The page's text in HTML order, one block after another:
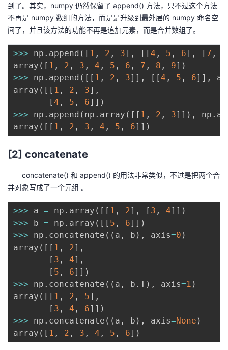
到了。其实，numpy 仍然保留了 append() 方法，只不过这个方法
不再是 numpy 数组的方法，而是是升级到最外层的 numpy 命名空
间了，并且该方法的功能不再是追加元素，而是合并数组了。
>>> np . append ( [ 1 , 2 , 3] , [ [4 , 5 , 6] , [ 7 ,
array ( [ 1 , 2 , 3 , 4 , 5 , 6 , 7 , 8 , 9] )
>>> np . append ( [ [ 1 , 2 , 3] ] , [ [4 , 5 , 6] ] ,
array ( [ [ 1 , 2 , 3] ,
[4 , 5 , 6] ] )
>>> np . append ( np . array ( [ [ 1 , 2 , 3] ] ) , np .
array ( [ [ 1 , 2 , 3 , 4 , 5 , 6] ] )
[2] concatenate
concatenate() 和 append() 的用法非常类似，不过是把两个合
并对象写成了一个元组 。
>>> a = np . array ( [ [ 1 , 2] , [ 3 , 4] ] )
>>> b = np . array ( [ [ 5 , 6] ] )
>>> np . concatenate ( ( a , b ) , axis=0 )
array ( [ [ 1 , 2] ,
[ 3 , 4] ,
[ 5 , 6] ] )
>>> np . concatenate ( ( a , b . T) , axis=1 )
array ( [ [ 1 , 2 , 5] ,
[ 3 , 4 , 6] ] )
>>> np . concatenate ( ( a , b ) , axis=None )
array ( [ 1 , 2 , 3 , 4 , 5 , 6] )